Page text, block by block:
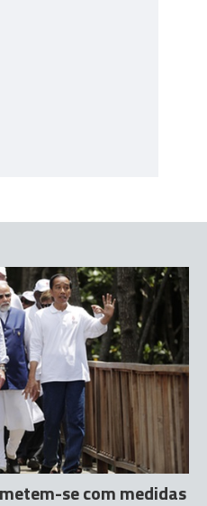
se com medidas